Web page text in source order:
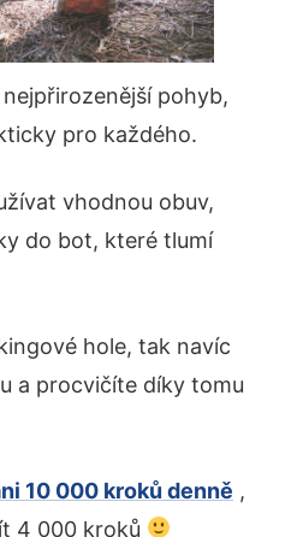
pohyb,
pro každého.
vhodnou obuv,
do bot, které tlumí
hole, tak navíc
a procvičíte díky tomu
10 000 kroků denně ,
4 000 kroků